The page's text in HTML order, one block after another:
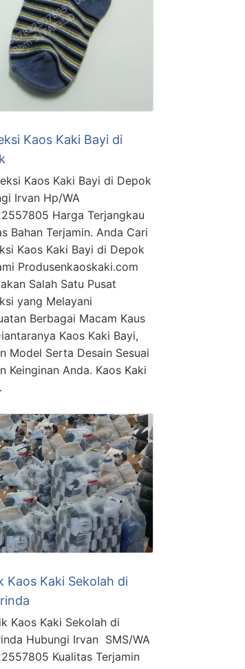
Kaos Kaki Bayi di
Kaos Kaki Bayi di Depok
Irvan Hp/WA
Harga Terjangkau
Bahan Terjamin. Anda Cari
Kaos Kaki Bayi di Depok
Produsenkaoskaki.com
Salah Satu Pusat
yang Melayani
Berbagai Macam Kaus
Kaos Kaki Bayi,
Model Serta Desain Sesuai
Keinginan Anda. Kaos Kaki
Kaos Kaki Sekolah di
Kaos Kaki Sekolah di
Hubungi Irvan SMS/WA
Kualitas Terjamin